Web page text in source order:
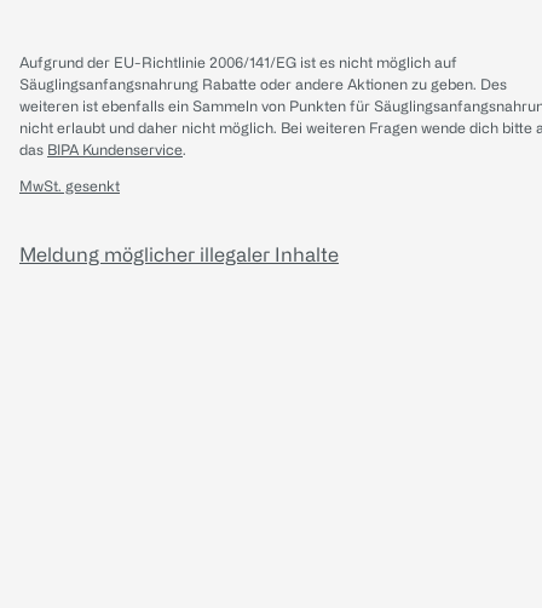
Aufgrund der EU-Richtlinie 2006/141/EG ist es nicht möglich auf
Säuglingsanfangsnahrung Rabatte oder andere Aktionen zu geben. Des
weiteren ist ebenfalls ein Sammeln von Punkten für
nicht erlaubt und daher nicht möglich. Bei weiteren Fragen wende dich bitte
das BIPA Kundenservice.
MwSt. gesenkt
Meldung möglicher illegaler Inhalte